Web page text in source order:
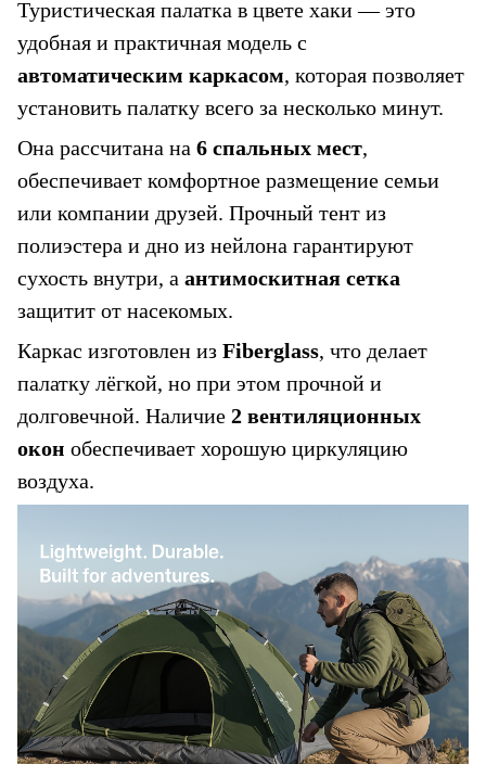
Туристическая палатка в цвете хаки — это
автоматическим каркасом, которая позволяет
установить палатку всего за несколько минут.
Она рассчитана на 6 спальных мест,
обеспечивает комфортное размещение семьи
или компании друзей. Прочный тент из
полиэстера и дно из нейлона гарантируют
сухость внутри, а антимоскитная сетка
защитит от насекомых.
Каркас изготовлен из Fiberglass, что делает
палатку лёгкой, но при этом прочной и
долговечной. Наличие 2 вентиляционных
окон обеспечивает хорошую циркуляцию
воздуха.